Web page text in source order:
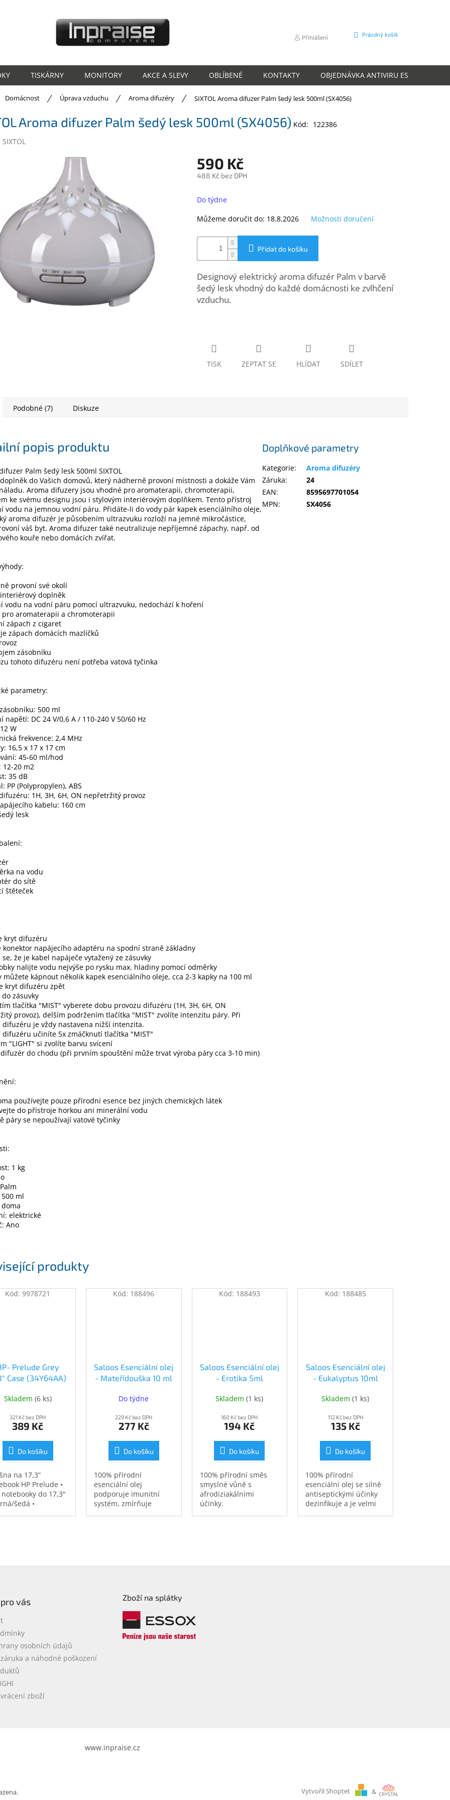
Přihlášení
NÁKUPNÍ
Prázdný košík
TISKÁRNY MONITORY AKCE A SLEVY OBLÍBENÉ KONTAKTY OBJEDNÁVKA ANTIVIRU ESET
Domácnost Úprava vzduchu Aroma difuzéry SIXTOL Aroma difuzer Palm šedý lesk 500ml (SX4056)
Aroma difuzer Palm šedý lesk 500ml (SX4056) Kód: 122386
SIXTOL
590 Kč
488 Kč bez DPH
cena:
Do týdne
Můžeme doručit do: 18.8.2026 Možnosti doručení
Přidat do košíku
Designový elektrický aroma difuzér Palm v barvě
šedý lesk vhodný do každé domácnosti ke zvlhčení
vzduchu.
TISK ZEPTAT SE HLÍDAT SDÍLET
produkty
Prelude Grey
Case (34Y64AA)
Skladem (6 ks)
321 Kč bez DPH
389 Kč
Do košíku
na 17,3”
HP Prelude •
do 17,3"
šedá •
Kód:9978721
Saloos Esenciální olej
- Mateřídouška 10 ml
Do týdne
229 Kč bez DPH
277 Kč
Do košíku
100% přírodní
esenciální olej
podporuje imunitní
systém, zmírňuje
Kód: 188496
Saloos Esenciální olej
- Erotika 5ml
Skladem(1 ks)
160 Kč bez DPH
194 Kč
Do košíku
100% přírodní směs
smyslné vůně s
afrodiziakálními
účinky.
Kód: 188493
Saloos Esenciální olej
- Eukalyptus 10ml
Skladem(1 ks)
112 Kč bez DPH
135 Kč
Do košíku
100% přírodní
esenciální olej se silně
antiseptickými účinky
dezinfikuje a je velmi
Kód: 188485
Podobné (7) Diskuze
popis produktu
Palm šedý lesk 500ml SIXTOL
do Vašich domovů, který nádherně provoní místnosti a dokáže Vám
Aroma difuzery jsou vhodné pro aromaterapii, chromoterapii,
ke svému designu jsou i stylovým interiérovým doplňkem. Tento přístroj
vodu na jemnou vodní páru. Přidáte-li do vody pár kapek esenciálního oleje,
aroma difuzér je působením ultrazvuku rozloží na jemné mikročástice,
váš byt. Aroma difuzer také neutralizuje nepříjemné zápachy, např. od
kouře nebo domácích zvířat.
provoní své okolí
doplněk
vodu na vodní páru pomocí ultrazvuku, nedochází k hoření
pro aromaterapii a chromoterapii
zápach z cigaret
zápach domácích mazlíčků
zásobníku
tohoto difuzéru není potřeba vatová tyčinka
parametry:
500 ml
napětí: DC 24 V/0,6 A / 110-240 V 50/60 Hz
W
frekvence: 2,4 MHz
16,5 x 17 x 17 cm
45-60 ml/hod
12-20 m2
35 dB
PP (Polypropylen), ABS
1H, 3H, 6H, ON nepřetržitý provoz
kabelu: 160 cm
lesk
na vodu
do sítě
štěteček
kryt difuzéru
konektor napájecího adaptéru na spodní straně základny
se, že je kabel napáječe vytažený ze zásuvky
nalijte vodu nejvýše po rysku max. hladiny pomocí odměrky
můžete kápnout několik kapek esenciálního oleje, cca 2-3 kapky na 100 ml
kryt difuzéru zpět
zásuvky
tlačítka "MIST" vyberete dobu provozu difuzéru (1H, 3H, 6H, ON
provoz), delším podržením tlačítka "MIST" zvolíte intenzitu páry. Při
je vždy nastavena nižší intenzita.
difuzéru učiníte 5x zmáčknutí tlačítka "MIST"
"LIGHT" si zvolíte barvu svícení
do chodu (při prvním spouštění může trvat výroba páry cca 3-10 min)
používejte pouze přírodní esence bez jiných chemických látek
do přístroje horkou ani minerální vodu
páry se nepoužívají vatové tyčinky
1 kg
ml
elektrické
Ano
Doplňkové parametry
Kategorie:
Aroma difuzéry
Záruka:
24
EAN:
8595697701054
MPN: SX4056
vás
osobních údajů
a náhodné poškození
zboží
Zboží na splátky
www.inpraise.cz
Vytvořil Shoptet &